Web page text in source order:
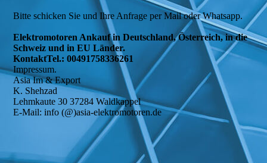
Bitte schicken Sie und Ihre Anfrage per Mail oder Whatsapp.
Elektromotoren Ankauf in Deutschland, Österreich, in die
Schweiz und in EU Länder.
KontaktTel.: 00491758336261
Impressum.
Asia Im & Export
K. Shehzad
Lehmkaute 30 37284 Waldkappel
E-Mail: info (@)asia-elektromotoren.de